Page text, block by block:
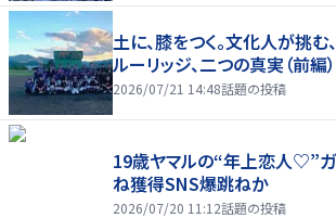
土に、膝をつく。文化人が挑む
ルーリッジ、二つの真実（前編）
2026/07/21 14:48話題の投稿
19歳ヤマルの“年上恋人♡”ガ
ね獲得SNS爆跳ねか
2026/07/20 11:12話題の投稿